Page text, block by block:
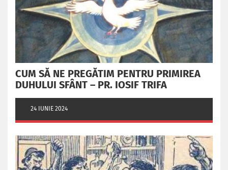
CUM SĂ NE PREGĂTIM PENTRU PRIMIREA
DUHULUI SFÂNT – PR. IOSIF TRIFA
24 IUNIE 2024